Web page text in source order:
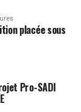
placée sous
Pro-SADI